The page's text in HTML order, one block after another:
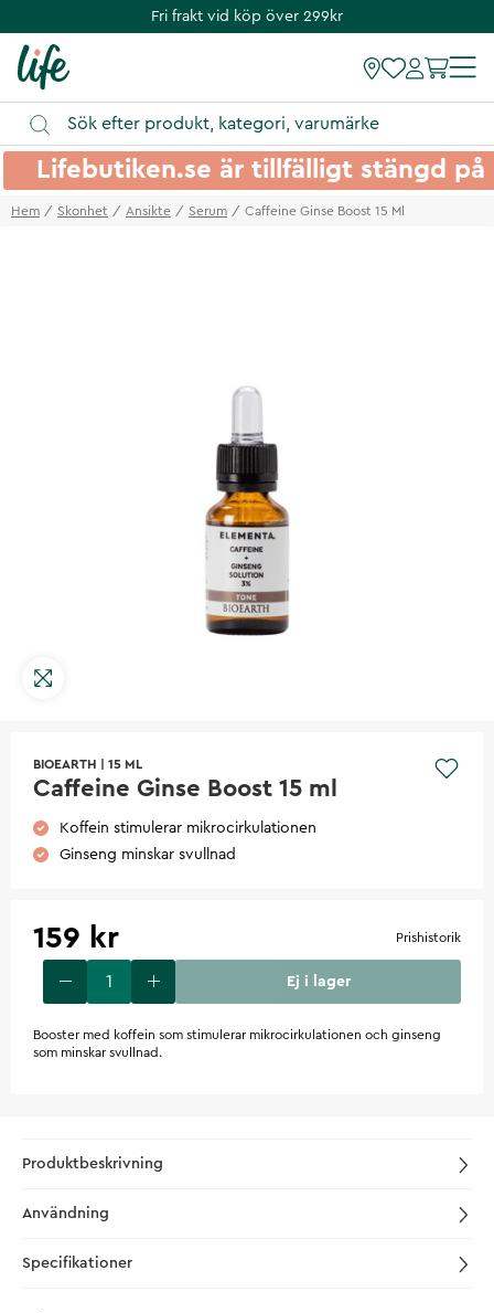
Fri frakt vid köp över 299kr
Lifebutiken.se är tillfälligt stängd
Hem Skonhet Ansikte Serum Caffeine Ginse Boost 15 Ml
BIOEARTH 15 ML
Caffeine Ginse Boost 15 ml
Koffein stimulerar mikrocirkulationen
Ginseng minskar svullnad
159 kr Prishistorik
Ej i lager
Booster med koffein som stimulerar mikrocirkulationen och ginseng
som minskar svullnad.
Produktbeskrivning
Användning
Specifikationer